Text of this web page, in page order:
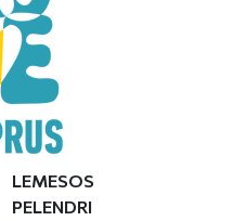
LEMESOS
PELENDRI